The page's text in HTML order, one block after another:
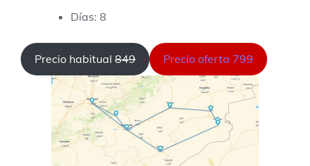
Días: 8
Precio habitual 849 Precio oferta 799